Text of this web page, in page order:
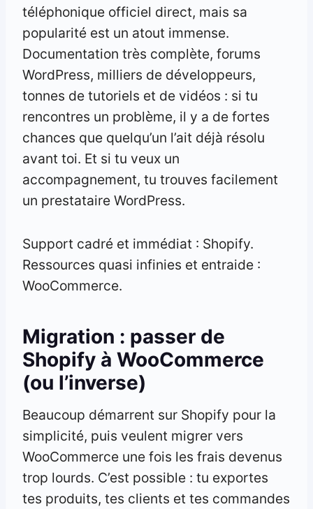
téléphonique officiel direct, mais sa
popularité est un atout immense.
Documentation très complète, forums
WordPress, milliers de développeurs,
tonnes de tutoriels et de vidéos : si tu
rencontres un problème, il y a de fortes
chances que quelqu’un l’ait déjà résolu
avant toi. Et si tu veux un
accompagnement, tu trouves facilement
un prestataire WordPress.
Support cadré et immédiat : Shopify.
Ressources quasi infinies et entraide :
WooCommerce.
Migration : passer de
Shopify à WooCommerce
(ou l’inverse)
Beaucoup démarrent sur Shopify pour la
simplicité, puis veulent migrer vers
WooCommerce une fois les frais devenus
trop lourds. C’est possible : tu exportes
tes produits, tes clients et tes commandes